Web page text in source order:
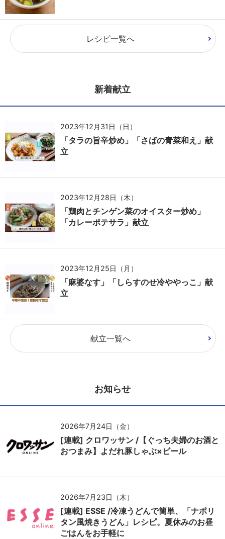
レシピ一覧へ
新着献立
2023年12月31日（日）
「タラの旨辛炒め」「さばの青菜和え」献
立
2023年12月28日（木）
「鶏肉とチンゲン菜のオイスター炒め」
「カレーポテサラ」献立
2023年12月25日（月）
「麻婆なす」「しらすのせ冷ややっこ」献
立
献立一覧へ
お知らせ
2026年7月24日（金）
[連載] クロワッサン /【ぐっち夫婦のお酒と
おつまみ】よだれ豚しゃぶ×ビール
2026年7月23日（木）
[連載] ESSE /冷凍うどんで簡単、「ナポリ
タン風焼きうどん」レシピ。夏休みのお昼
ごはんをお手軽に